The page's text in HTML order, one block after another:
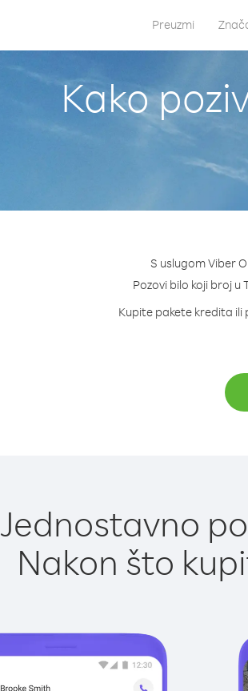
Preuzmi
Kako
S uslugom Viber
Pozovi bilo koji broj u
Kupite pakete kredita ili
Jednostavno
Nakon što